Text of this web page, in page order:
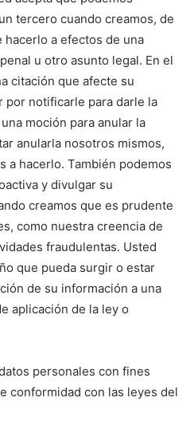
tercero cuando creamos, de
hacerlo a efectos de una
u otro asunto legal. En el
citación que afecte su
por notificarle para darle la
moción para anular la
anularla nosotros mismos,
a hacerlo. También podemos
y divulgar su
creamos que es prudente
como nuestra creencia de
fraudulentas. Usted
que pueda surgir o estar
de su información a una
aplicación de la ley o
personales con fines
conformidad con las leyes del